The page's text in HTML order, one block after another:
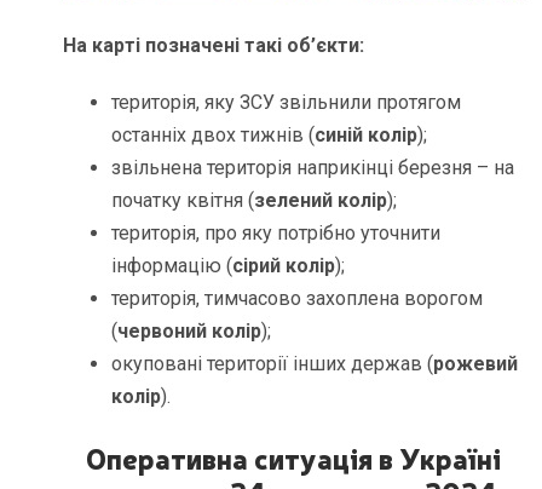
На карті позначені такі об’єкти:
територія, яку ЗСУ звільнили протягом
останніх двох тижнів (синій колір);
звільнена територія наприкінці березня – на
початку квітня (зелений колір);
територія, про яку потрібно уточнити
інформацію (сірий колір);
територія, тимчасово захоплена ворогом
(червоний колір);
окуповані території інших держав (рожевий
колір).
Оперативна ситуація в Україні